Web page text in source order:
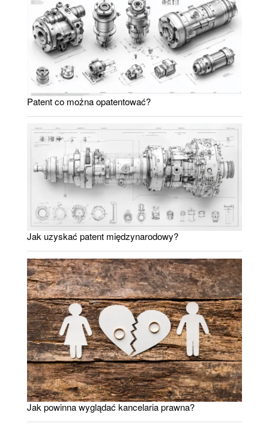
Patent co można opatentować?
Jak uzyskać patent międzynarodowy?
Jak powinna wyglądać kancelaria prawna?